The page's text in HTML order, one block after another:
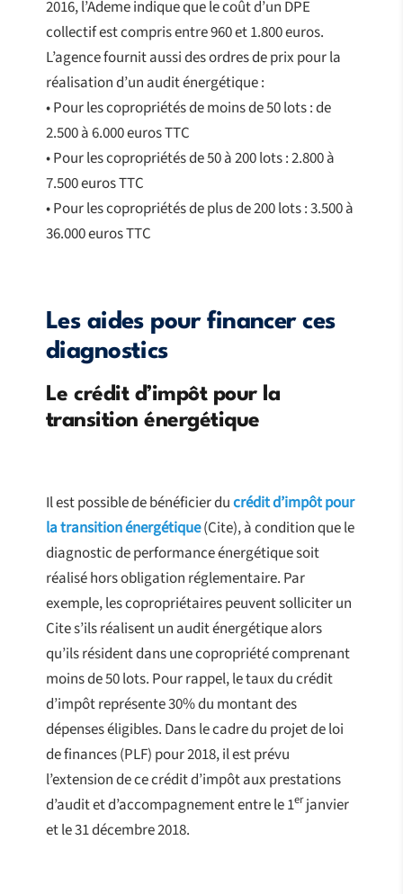
2016, l’Ademe indique que le coût d’un DPE
collectif est compris entre 960 et 1.800 euros.
L’agence fournit aussi des ordres de prix pour la
réalisation d’un audit énergétique :
• Pour les copropriétés de moins de 50 lots : de
2.500 à 6.000 euros TTC
• Pour les copropriétés de 50 à 200 lots : 2.800 à
7.500 euros TTC
• Pour les copropriétés de plus de 200 lots : 3.500 à
36.000 euros TTC
Les aides pour financer ces
diagnostics
Le crédit d’impôt pour la
transition énergétique
Il est possible de bénéficier ducrédit d’impôt pour
la transition énergétique(Cite), à condition que le
diagnostic de performance énergétique soit
réalisé hors obligation réglementaire. Par
exemple, les copropriétaires peuvent solliciter un
Cite s’ils réalisent un audit énergétique alors
qu’ils résident dans une copropriété comprenant
moins de 50 lots. Pour rappel, le taux du crédit
d’impôt représente 30% du montant des
dépenses éligibles. Dans le cadre du projet de loi
de finances (PLF) pour 2018, il est prévu
l’extension de ce crédit d’impôt aux prestations
d’audit et d’accompagnement entre le 1erjanvier
et le 31 décembre 2018.